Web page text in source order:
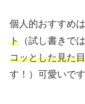
個人的おすすめは
ト （試し書きで
コッとした見た目
す！）可愛いです